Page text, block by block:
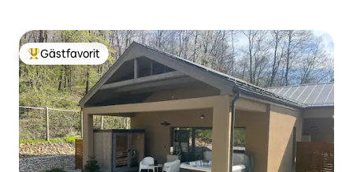
Populär gästfavorit
Gästfavorit